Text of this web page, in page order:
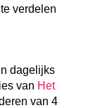
verdelen
dagelijks
van Het
van 4